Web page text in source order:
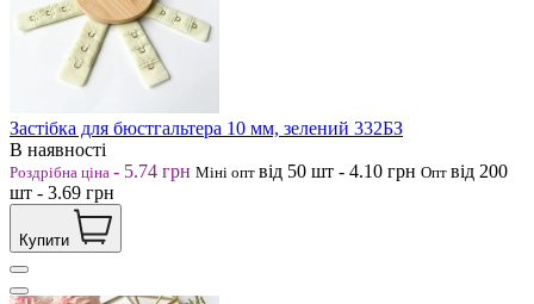
Застібка для бюстгальтера 10 мм, зелений 332БЗ
В наявності
Роздрібна ціна - 5.74 грн Міні опт від 50 шт - 4.10 грн Опт від 200
шт - 3.69 грн
Купити